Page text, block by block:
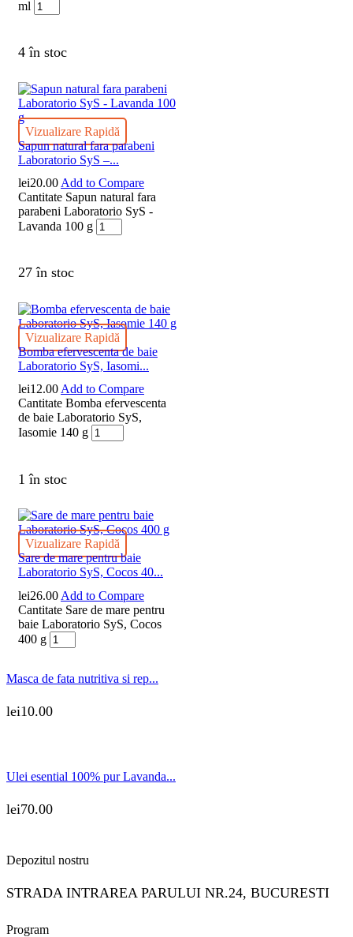
ml
4 în stoc
Vizualizare Rapidă
Sapun natural fara parabeni
Laboratorio SyS –...
lei20.00 Add to Compare
Cantitate Sapun natural fara
parabeni Laboratorio SyS -
Lavanda 100 g
27 în stoc
Vizualizare Rapidă
Bomba efervescenta de baie
Laboratorio SyS, Iasomi...
lei12.00 Add to Compare
Cantitate Bomba efervescenta
de baie Laboratorio SyS,
Iasomie 140 g
1 în stoc
Vizualizare Rapidă
Sare de mare pentru baie
Laboratorio SyS, Cocos 40...
lei26.00 Add to Compare
Cantitate Sare de mare pentru
baie Laboratorio SyS, Cocos
400 g
Masca de fata nutritiva si rep...
lei10.00
Ulei esential 100% pur Lavanda...
lei70.00
Depozitul nostru
STRADA INTRAREA PARULUI NR.24, BUCURESTI
Program